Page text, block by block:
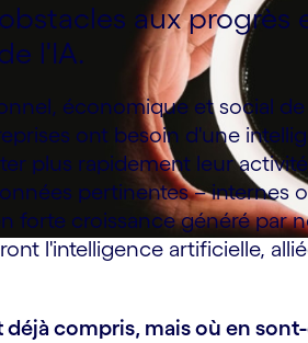
aux progrès
l'IA.
économique et social
ont besoin d'une
plus rapidement leur
pertinentes – internes
forte croissance généré par
l'intelligence artificielle,
déjà compris, mais où en